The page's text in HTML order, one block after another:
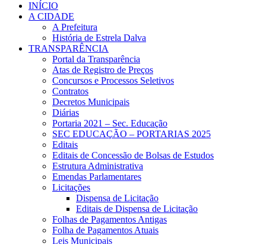
INÍCIO
A CIDADE
A Prefeitura
História de Estrela Dalva
TRANSPARÊNCIA
Portal da Transparência
Atas de Registro de Preços
Concursos e Processos Seletivos
Contratos
Decretos Municipais
Diárias
Portaria 2021 – Sec. Educação
SEC EDUCAÇÃO – PORTARIAS 2025
Editais
Editais de Concessão de Bolsas de Estudos
Estrutura Administrativa
Emendas Parlamentares
Licitações
Dispensa de Licitação
Editais de Dispensa de Licitação
Folhas de Pagamentos Antigas
Folha de Pagamentos Atuais
Leis Municipais